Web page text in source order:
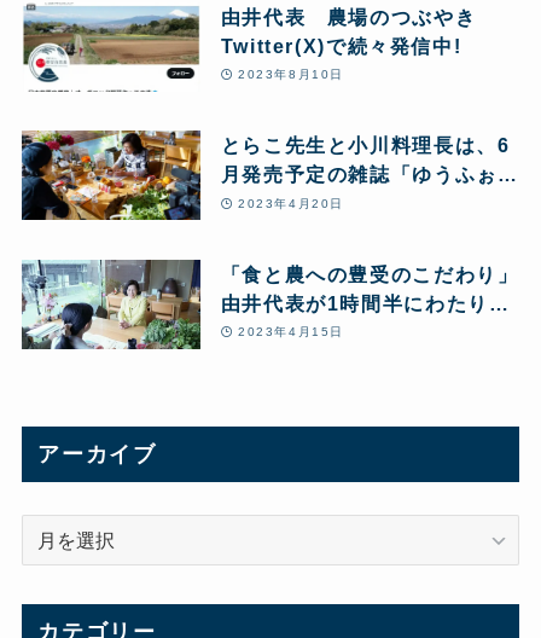
由井代表 農場のつぶやき
Twitter(X)で続々発信中!
2023年8月10日
とらこ先生と小川料理長は、6
月発売予定の雑誌「ゆうふぉり
あ」の取材を受けました
2023年4月20日
「食と農への豊受のこだわり」
由井代表が1時間半にわたり雑
誌『セラピスト』の取材を受け
2023年4月15日
アーカイブ
カテゴリー